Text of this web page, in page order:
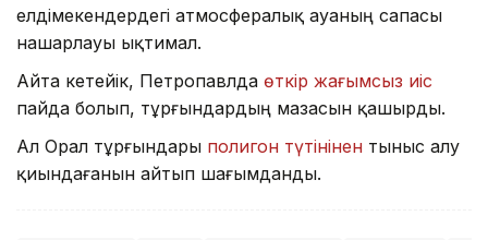
елдімекендердегі атмосфералық ауаның сапасы
нашарлауы ықтимал.
Айта кетейік, Петропавлда өткір жағымсыз иіс
пайда болып, тұрғындардың мазасын қашырды.
Ал Орал тұрғындары полигон түтінінен тыныс алу
қиындағанын айтып шағымданды.